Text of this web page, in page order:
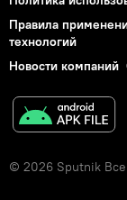
Правила
технологий
Новости компаний
© 2026 Sputnik